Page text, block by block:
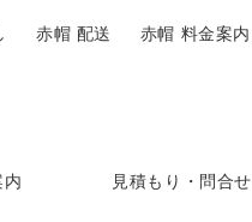
見積もり・問合せ
赤帽 配送 赤帽 料金案内